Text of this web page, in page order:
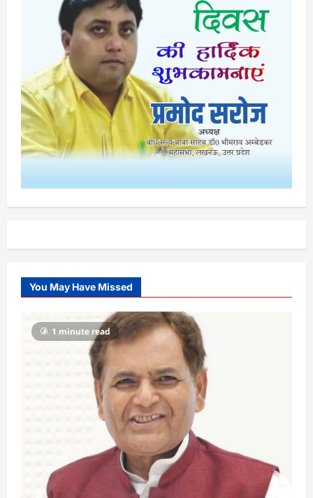
You May Have Missed
1 minute read